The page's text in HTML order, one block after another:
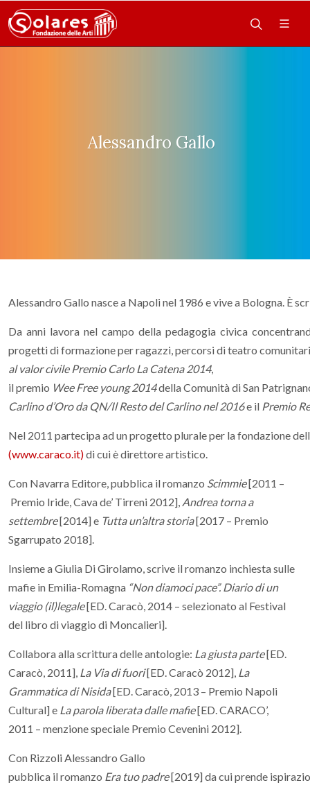
Alessandro Gallo
Alessandro Gallo nasce a Napoli nel 1986 e vive a Bologna. È
Da anni lavora nel campo della pedagogia civica
progetti di formazione per ragazzi, percorsi di teatro
al valor civile Premio Carlo La Catena 2014,
il premio Wee Free young 2014della Comunità di San
Carlino d’Oro da QN/Il Resto del Carlino nel 2016e il Premio
Nel 2011 partecipa ad un progetto plurale per la fondazione
(www.caraco.it)di cui è direttore artistico.
Con Navarra Editore, pubblica il romanzo Scimmie[2011 –
Premio Iride, Cava de’ Tirreni 2012], Andrea torna a
settembre[2014] e Tutta un’altra storia[2017 – Premio
Sgarrupato 2018].
Insieme a Giulia Di Girolamo, scrive il romanzo inchiesta sulle
mafie in Emilia-Romagna “Non diamoci pace”. Diario di un
viaggio (il)legale[ED. Caracò, 2014 – selezionato al Festival
del libro di viaggio di Moncalieri].
Collabora alla scrittura delle antologie: La giusta parte[ED.
Caracò, 2011], La Via di fuori[ED. Caracò 2012], La
Grammatica di Nisida[ED. Caracò, 2013 – Premio Napoli
Cultural] e La parola liberata dalle mafie[ED. CARACO’,
2011 – menzione speciale Premio Cevenini 2012].
Con Rizzoli Alessandro Gallo
pubblica il romanzo Era tuo padre[2019] da cui prende